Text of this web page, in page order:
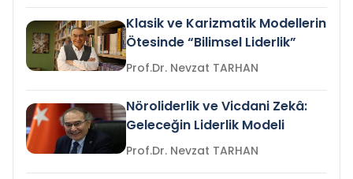
Klasik ve Karizmatik Modellerin
Ötesinde “Bilimsel Liderlik”
Prof.Dr. Nevzat TARHAN
Nöroliderlik ve Vicdani Zekâ:
Geleceğin Liderlik Modeli
Prof.Dr. Nevzat TARHAN